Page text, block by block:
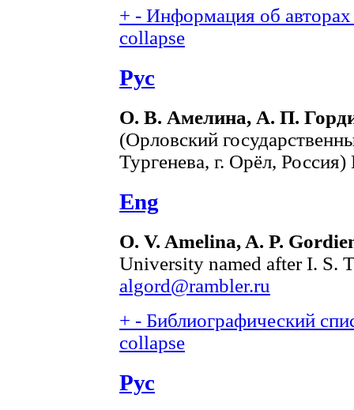
+ - Информация об
collapse
Рус
О. В. Амелина, А. П.
(Орловский
Тургенева, г. Орёл,
Eng
O. V. Amelina, A. P.
University named after I. S.
algord@rambler.ru
+ - Библиографический
collapse
Рус